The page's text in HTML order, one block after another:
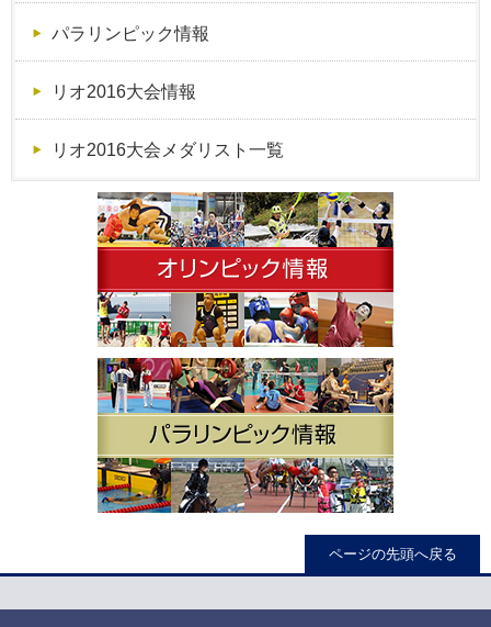
パラリンピック情報
リオ2016大会情報
リオ2016大会メダリスト一覧
ページの先頭へ戻る